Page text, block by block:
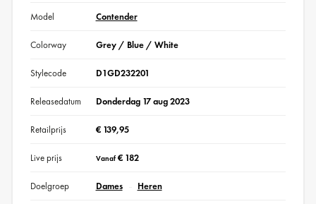
Model Contender
Colorway Grey / Blue / White
Stylecode D1GD232201
Releasedatum Donderdag 17 aug 2023
Retailprijs € 139,95
Live prijs Vanaf€ 182
Doelgroep Dames Heren